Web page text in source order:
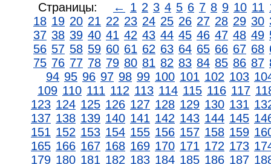
Страницы: ← 1 2 3 4 5 6 7 8 9 10 11
18 19 20 21 22 23 24 25 26 27 28 29 30
37 38 39 40 41 42 43 44 45 46 47 48 49
56 57 58 59 60 61 62 63 64 65 66 67 68
75 76 77 78 79 80 81 82 83 84 85 86 87
94 95 96 97 98 99 100 101 102 103
109 110 111 112 113 114 115 116 117
123 124 125 126 127 128 129 130 131
137 138 139 140 141 142 143 144 145
151 152 153 154 155 156 157 158 159
165 166 167 168 169 170 171 172 173
179 180 181 182 183 184 185 186 187